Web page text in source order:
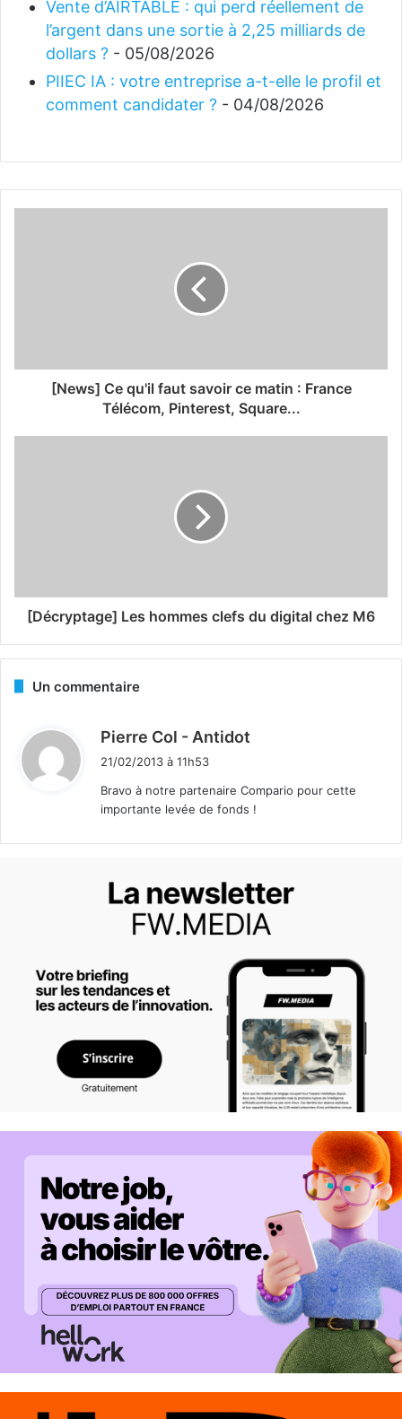
Vente d’AIRTABLE : qui perd réellement de
l’argent dans une sortie à 2,25 milliards de
dollars ? - 05/08/2026
PIIEC IA : votre entreprise a-t-elle le profil et
comment candidater ? - 04/08/2026
[News] Ce qu'il faut savoir ce matin : France
Télécom, Pinterest, Square...
[Décryptage] Les hommes clefs du digital chez M6
Un commentaire
Pierre Col - Antidot
21/02/2013 à 11h53
Bravo à notre partenaire Compario pour cette
importante levée de fonds !